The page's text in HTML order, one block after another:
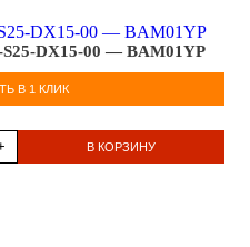
DX15-00 — BAM01YP
В 1 КЛИК
В КОРЗИНУ